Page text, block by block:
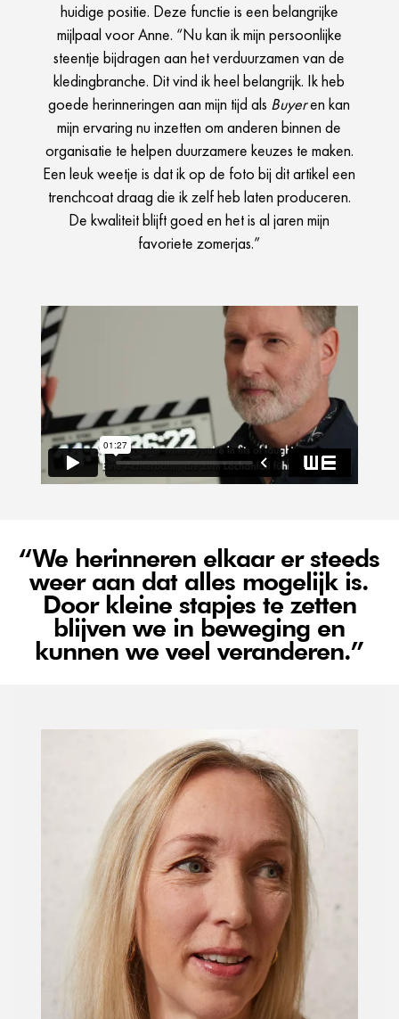
huidige positie. Deze functie is een belangrijke
mijlpaal voor Anne. “Nu kan ik mijn persoonlijke
steentje bijdragen aan het verduurzamen van de
kledingbranche. Dit vind ik heel belangrijk. Ik heb
goede herinneringen aan mijn tijd als Buyeren kan
mijn ervaring nu inzetten om anderen binnen de
organisatie te helpen duurzamere keuzes te maken.
Een leuk weetje is dat ik op de foto bij dit artikel een
trenchcoat draag die ik zelf heb laten produceren.
De kwaliteit blijft goed en het is al jaren mijn
favoriete zomerjas.”
“We herinneren elkaar er steeds
weer aan dat alles mogelijk is.
Door kleine stapjes te zetten
blijven we in beweging en
kunnen we veel veranderen.”